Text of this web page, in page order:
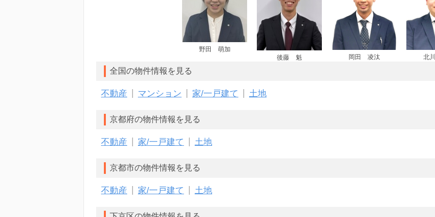
野田 萌加
後藤 魁
岡田 凌汰 北
全国の物件情報を見る
不動産 マンション 家/一戸建て 土地
京都府の物件情報を見る
不動産 家/一戸建て 土地
京都市の物件情報を見る
不動産 家/一戸建て 土地